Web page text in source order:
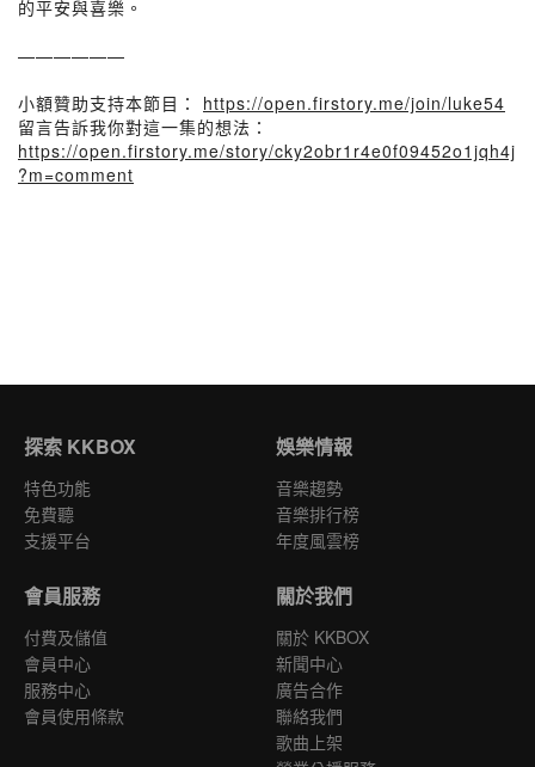
的平安與喜樂。
——————
小額贊助支持本節目： https://open.firstory.me/join/luke54
留言告訴我你對這一集的想法：
https://open.firstory.me/story/cky2obr1r4e0f09452o1jqh4j
?m=comment
探索 KKBOX
特色功能
免費聽
支援平台
娛樂情報
音樂趨勢
音樂排行榜
年度風雲榜
會員服務
付費及儲值
會員中心
服務中心
會員使用條款
關於我們
關於 KKBOX
新聞中心
廣告合作
聯絡我們
歌曲上架